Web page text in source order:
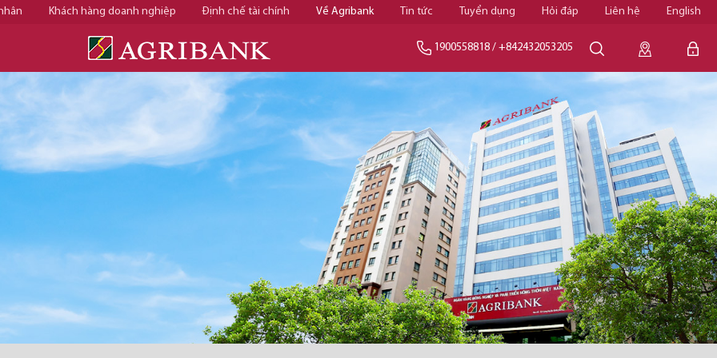
Khách hàng doanh nghiệp Định chế tài chính Về Agribank Tin tức Tuyển dụng Hỏi đáp Liên hệ English
1900558818 / +842432053205